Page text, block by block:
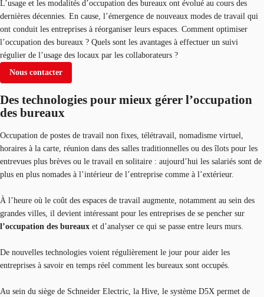
NxT
Flex & Co-working
Favoris
L’usage et les modalités d’occupation des bureaux ont évolué au cours des
dernières décennies. En cause, l’émergence de nouveaux modes de travail qui
ont conduit les entreprises à réorganiser leurs espaces. Comment optimiser
l’occupation des bureaux ? Quels sont les avantages à effectuer un suivi
régulier de l’usage des locaux par les collaborateurs ?
Nous contacter
Des technologies pour mieux gérer l’occupation
des bureaux
Occupation de postes de travail non fixes, télétravail, nomadisme virtuel,
horaires à la carte, réunion dans des salles traditionnelles ou des îlots pour les
entrevues plus brèves ou le travail en solitaire : aujourd’hui les salariés sont de
plus en plus nomades à l’intérieur de l’entreprise comme à l’extérieur.
À l’heure où le coût des espaces de travail augmente, notamment au sein des
grandes villes, il devient intéressant pour les entreprises de se pencher sur
l’occupation des bureaux et d’analyser ce qui se passe entre leurs murs.
De nouvelles technologies voient régulièrement le jour pour aider les
entreprises à savoir en temps réel comment les bureaux sont occupés.
Au sein du siège de Schneider Electric, la Hive, le système D5X permet de